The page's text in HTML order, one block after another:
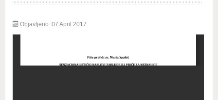
Objavljeno: 07 April 2017